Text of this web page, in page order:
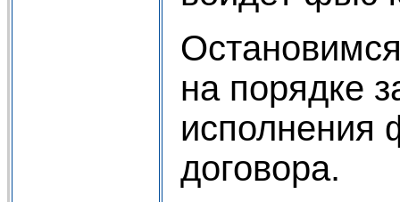
на порядке
исполнения
договора.